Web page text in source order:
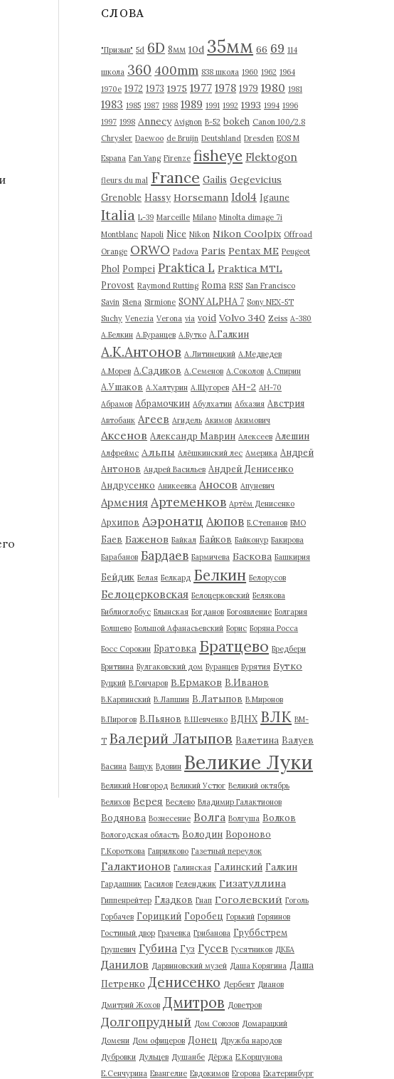
в
СЛОВА
"Призыв" 5d 6D 8мм 10d 35мм 66 69 114
школа 360 400mm 838 школа 1960 1962 1964
1970е 1972 1973 1975 1977 1978 1979 1980 1981
1983 1985 1987 1988 1989 1991 1992 1993 1994 1996
1997 1998 Annecy Avignon B-52 bokeh Canon 100/2.8
Chrysler Daewoo de Bruijn Deutshland Dresden EOS M
Espana Fan Yang Firenze fisheye Flektogon
fleurs du mal France Gailis Gegevicius
Grenoble Hassy Horsemann Idol4 Igaune
Italia L-39 Marceille Milano Minolta dimage 7i
Montblanc Napoli Nice Nikon Nikon Coolpix Offroad
Orange ORWO Padova Paris Pentax ME Peugeot
Phol Pompei Praktica L Praktica MTL
Provost Raymond Rutting Roma RSS San Francisco
Savin Siena Sirmione SONY ALPHA 7 Sony NEX-5T
Suchy Venezia Verona via void Volvo 340 Zeiss А-380
А.Белкин А.Буранцев А.Бутко А.Галкин
А.К.Антонов А.Литинецкий А.Медведев
А.Морев А.Садиков А.Семенов А.Соколов А.Спирин
А.Ушаков А.Халтурин А.Щугорев АН-2 АН-70
Абрамов Абрамочкин Абулхатин Абхазия Австрия
Автобанк Агеев Агидель Акимов Акимович
Аксенов Александр Маврин Алексеев Алешин
Алфреймс Альпы Алёшкинский лес Америка Андрей
Антонов Андрей Васильев Андрей Денисенко
Андрусенко Аникеевка Аносов Апуневич
Армения Артеменков Артём Денисенко
Архипов Аэронатц Аюпов Б.Степанов БМО
Баев Баженов Байкал Байков Байконур Бакирова
Барабанов Бардаев Бармичева Баскова Башкирия
Бейдик Белая Белкард Белкин Белорусов
Белоцерковская Белоцерковский Белякова
Библиоглобус Блынская Богданов Богоявление Болгария
Болшево Большой Афанасьевский Борис Боряна Росса
Босс Сорокин Братовка Братцево Бредбери
Бритвина Булгаковский дом Буранцев Бурятия Бутко
Буцкий В.Гончаров В.Ермаков В.Иванов
В.Карпинский В.Лапшин В.Латыпов В.Миронов
В.Пирогов В.Пьянов В.Шевченко ВДНХ ВЛК ВМ-
Т Валерий Латыпов Валетина Валуев
Васина Ващук Вдовин Великие Луки
Великий Новгород Великий Устюг Великий октябрь
Велихов Верея Веслево Владимир Галактионов
Водянова Вознесение Волга Волгуша Волков
Вологодская область Володин Вороново
Г.Короткова Гаврилково Газетный переулок
Галактионов Галинская Галинский Галкин
Гардашник Гасилов Геленджик Гизатуллина
Гиппенрейтер Гладков Гнап Гоголевский Гоголь
Горбачев Горицкий Горобец Горький Горяинов
Гостиный двор Грачевка Грибанова Груббстрем
Грушевич Губина Гуз Гусев Гусятников ДКБА
Данилов Дарвиновский музей Даша Корягина Даша
Петренко Денисенко Дербент Дианов
Дмитрий Жохов Дмитров Доветров
Долгопрудный Дом Союзов Домарацкий
Домени Дом офицеров Донец Дружба народов
Дубровки Дульцев Душанбе Дёржа Е.Коршунова
Е.Сенчурина Евангелие Евдокимов Егорова Екатеринбург